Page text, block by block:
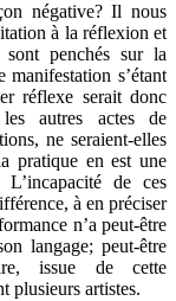
négative? Il nous
à la réflexion et
sont penchés sur la
manifestation s’étant
réflexe serait donc
autres actes de
ne seraient-elles
pratique en est une
de ces
à en préciser
n’a peut-être
langage; peut-être
issue de cette
plusieurs artistes.